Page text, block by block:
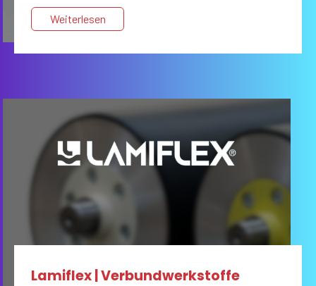
Weiterlesen
Lamiflex | Verbundwerkstoffe